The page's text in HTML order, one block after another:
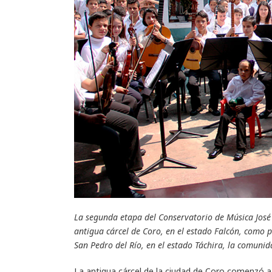
La segunda etapa del Conservatorio de Música
antigua cárcel de Coro, en el estado Falcón,
San Pedro del Río, en el estado Táchira, la